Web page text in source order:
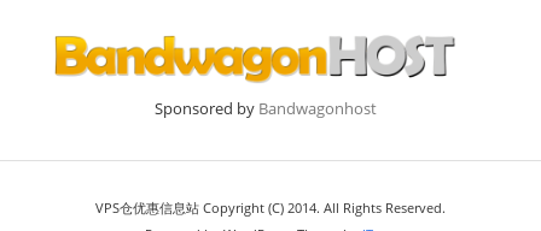
Sponsored by Bandwagonhost
VPS仓优惠信息站 Copyright (C) 2014. All Rights Reserved.